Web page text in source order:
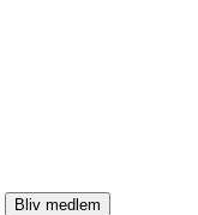
Bliv medlem